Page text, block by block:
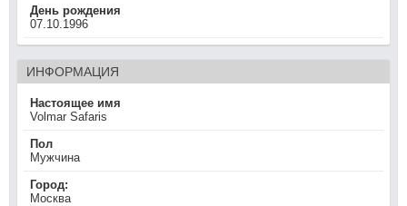
День рождения
07.10.1996
ИНФОРМАЦИЯ
Настоящее имя
Volmar Safaris
Пол
Мужчина
Город:
Москва